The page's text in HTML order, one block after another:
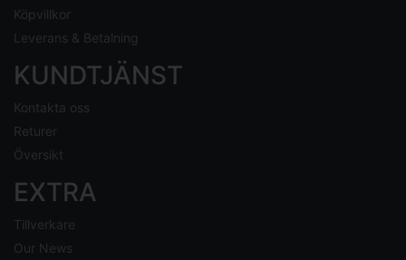
Köpvillkor
Leverans & Betalning
KUNDTJÄNST
Kontakta oss
Returer
Översikt
EXTRA
Tillverkare
Our News